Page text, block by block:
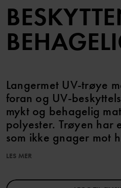
Langermet UV-trøye
foran og UV-
mykt og behagelig
polyester. Trøyen har
som ikke gnager mot
LES MER